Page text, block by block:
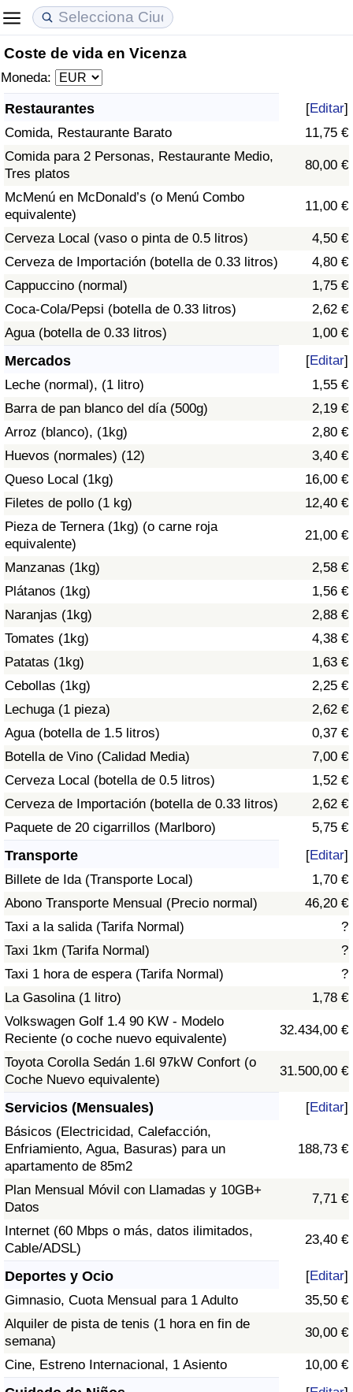
Coste de vida en Vicenza
Moneda:
Restaurantes [Editar]
Comida, Restaurante Barato
11,75 €
Comida para 2 Personas, Restaurante Medio,
Tres platos
80,00 €
McMenú en McDonald’s (o Menú Combo
equivalente)
11,00 €
Cerveza Local (vaso o pinta de 0.5 litros)
4,50 €
Cerveza de Importación (botella de 0.33 litros)
4,80 €
Cappuccino (normal)
1,75 €
Coca-Cola/Pepsi (botella de 0.33 litros)
2,62 €
Agua (botella de 0.33 litros)
1,00 €
Mercados [Editar]
Leche (normal), (1 litro)
1,55 €
Barra de pan blanco del día (500g)
2,19 €
Arroz (blanco), (1kg)
2,80 €
Huevos (normales) (12)
3,40 €
Queso Local (1kg)
16,00 €
Filetes de pollo (1 kg)
12,40 €
Pieza de Ternera (1kg) (o carne roja
equivalente)
21,00 €
Manzanas (1kg)
2,58 €
Plátanos (1kg)
1,56 €
Naranjas (1kg)
2,88 €
Tomates (1kg)
4,38 €
Patatas (1kg)
1,63 €
Cebollas (1kg)
2,25 €
Lechuga (1 pieza)
2,62 €
Agua (botella de 1.5 litros)
0,37 €
Botella de Vino (Calidad Media)
7,00 €
Cerveza Local (botella de 0.5 litros)
1,52 €
Cerveza de Importación (botella de 0.33 litros)
2,62 €
Paquete de 20 cigarrillos (Marlboro)
5,75 €
Transporte [Editar]
Billete de Ida (Transporte Local)
1,70 €
Abono Transporte Mensual (Precio normal)
46,20 €
Taxi a la salida (Tarifa Normal)
?
Taxi 1km (Tarifa Normal)
?
Taxi 1 hora de espera (Tarifa Normal)
?
La Gasolina (1 litro)
1,78 €
Volkswagen Golf 1.4 90 KW - Modelo
Reciente (o coche nuevo equivalente)
32.434,00 €
Toyota Corolla Sedán 1.6l 97kW Confort (o
Coche Nuevo equivalente)
31.500,00 €
Servicios (Mensuales) [Editar]
Básicos (Electricidad, Calefacción,
Enfriamiento, Agua, Basuras) para un
apartamento de 85m2
188,73 €
Plan Mensual Móvil con Llamadas y 10GB+
Datos
7,71 €
Internet (60 Mbps o más, datos ilimitados,
Cable/ADSL)
23,40 €
Deportes y Ocio [Editar]
Gimnasio, Cuota Mensual para 1 Adulto
35,50 €
Alquiler de pista de tenis (1 hora en fin de
semana)
30,00 €
Cine, Estreno Internacional, 1 Asiento 10,00 €
Coste de vida
Índice de Costo de Vida
Índice de costo de vida por país
en aqaba
Precios de las propiedades
Índice de Precios de Inmuebles
Índice de Precios de Inmuebles por País
Calidad de Vida
Índice de Calidad de Vida (Actual)
Índice de calidad de vida por país
Delincuencia
Calificación del Índice de Criminalidad
(Actual)
Índice de Criminalidad
Índice de criminalidad por país
Sanidad
Índice de Sanidad (Actual)
Índice de Sanidad
Índice de Sanidad por País
Contaminación
Índice de Contaminación (Actual)
Índice de contaminación
Índice de Contaminación por País
Tráfico
Índice de Tráfico
Índice de Tráfico (Actual)
Índice de Tráfico por País